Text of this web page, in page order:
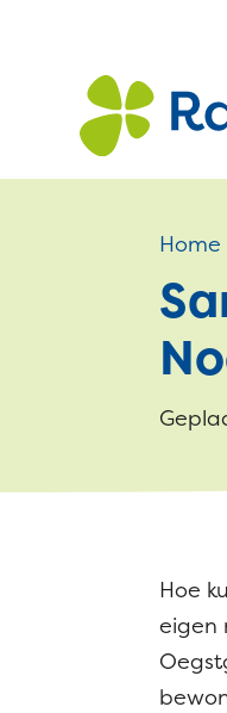
Home
Hoe
eigen